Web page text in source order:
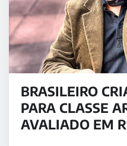
BRASILEIRO
PARA CLASSE
AVALIADO EM